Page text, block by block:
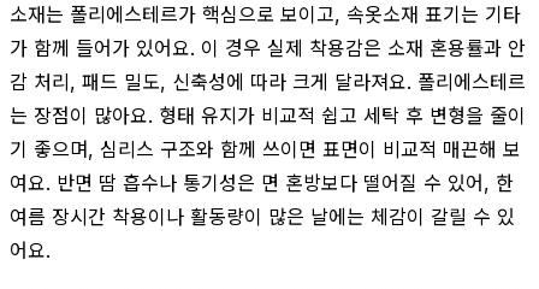
소재는 폴리에스테르가 핵심으로 보이고, 속옷소재 표기는 기타
가 함께 들어가 있어요. 이 경우 실제 착용감은 소재 혼용률과 안
감 처리, 패드 밀도, 신축성에 따라 크게 달라져요. 폴리에스테르
는 장점이 많아요. 형태 유지가 비교적 쉽고 세탁 후 변형을 줄이
기 좋으며, 심리스 구조와 함께 쓰이면 표면이 비교적 매끈해 보
여요. 반면 땀 흡수나 통기성은 면 혼방보다 떨어질 수 있어, 한
여름 장시간 착용이나 활동량이 많은 날에는 체감이 갈릴 수 있
어요.